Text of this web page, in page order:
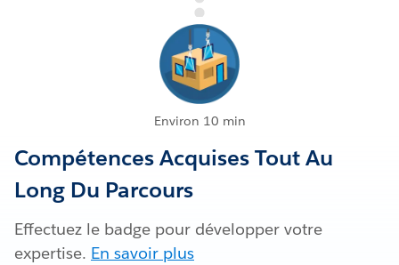
Environ 10 min
Compétences Acquises Tout Au
Long Du Parcours
Effectuez le badge pour développer votre
expertise. En savoir plus